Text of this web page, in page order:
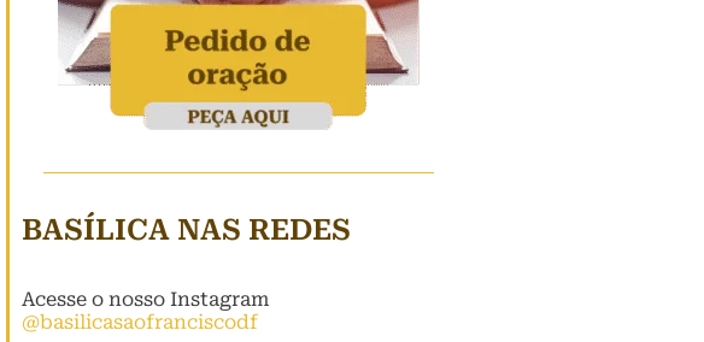
BASÍLICA NAS REDES
Acesse o nosso Instagram
@basilicasaofranciscodf